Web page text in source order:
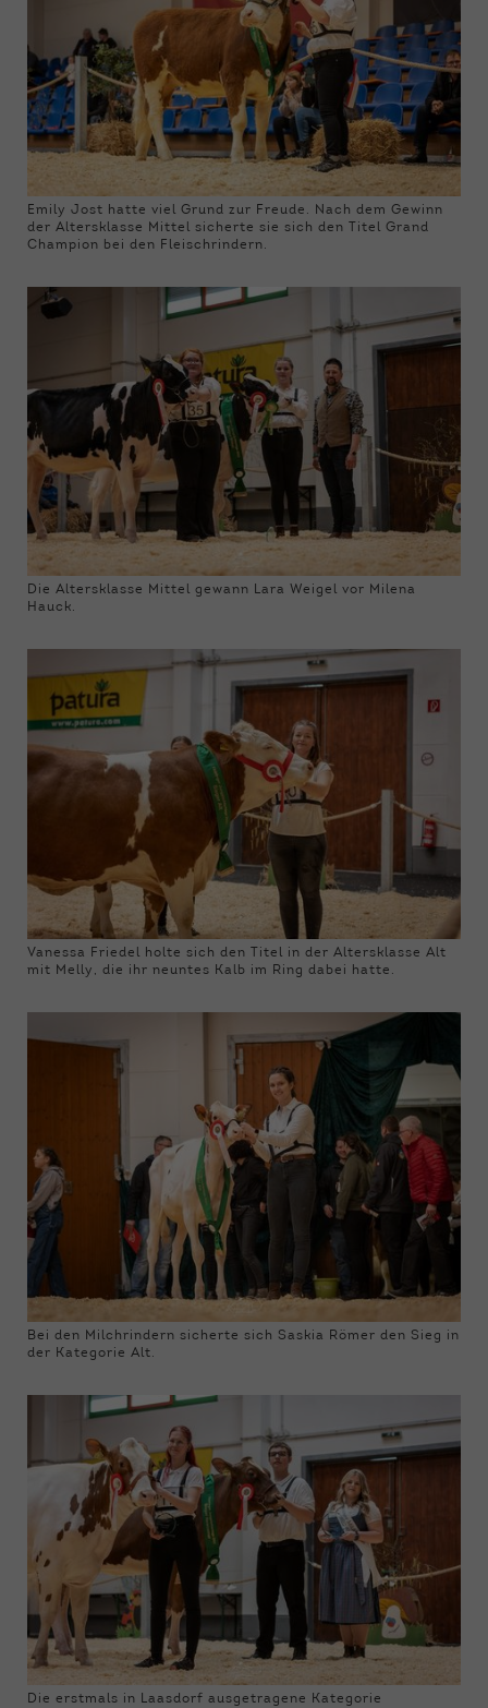
Emily Jost hatte viel Grund zur Freude. Nach dem Gewinn
der Altersklasse Mittel sicherte sie sich den Titel Grand
Champion bei den Fleischrindern.
Die Altersklasse Mittel gewann Lara Weigel vor Milena
Hauck.
Vanessa Friedel holte sich den Titel in der Altersklasse Alt
mit Melly, die ihr neuntes Kalb im Ring dabei hatte.
Bei den Milchrindern sicherte sich Saskia Römer den Sieg in
der Kategorie Alt.
Die erstmals in Laasdorf ausgetragene Kategorie